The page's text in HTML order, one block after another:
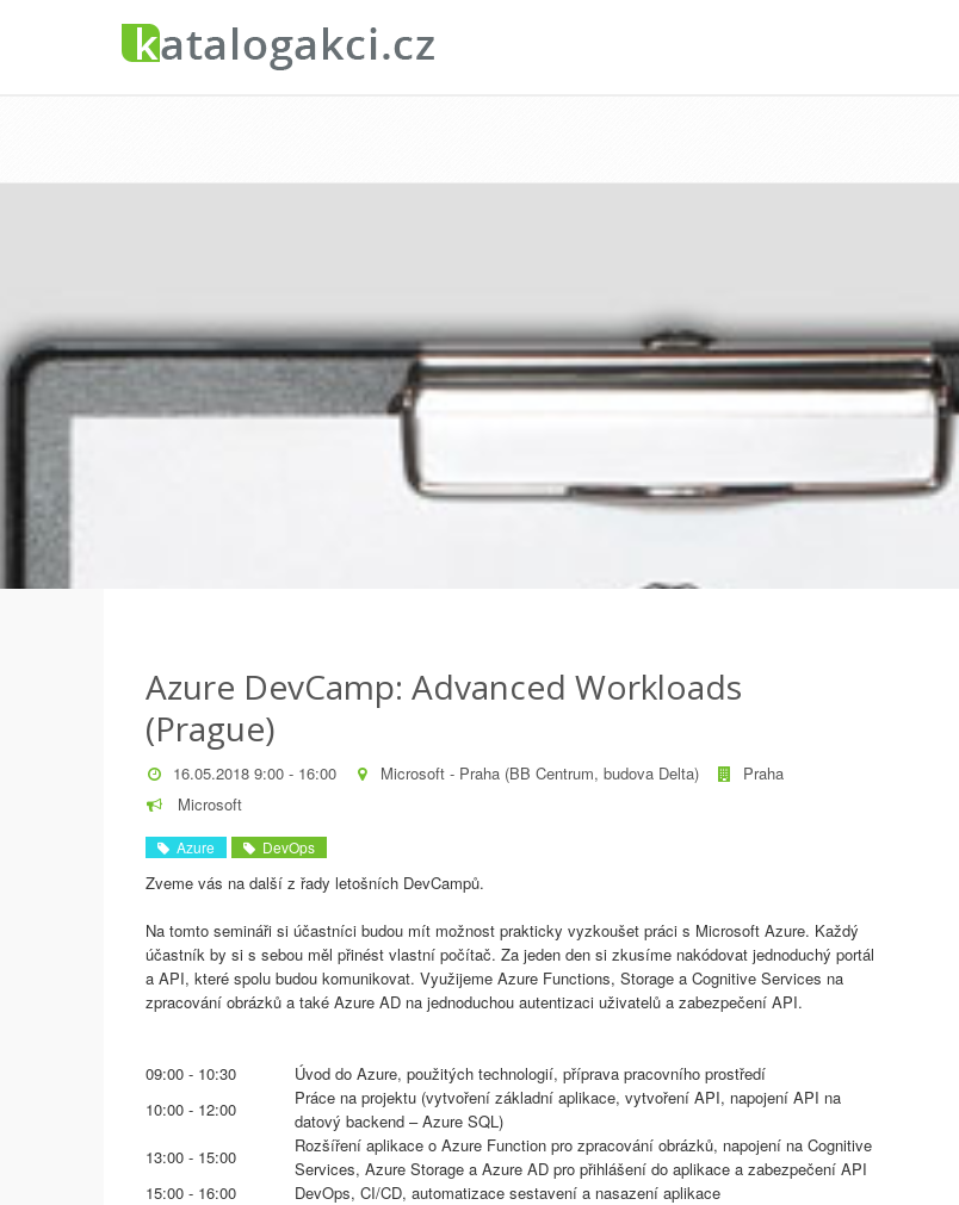
Azure DevCamp: Advanced Workloads
(Prague)
16.05.2018 9:00 - 16:00 Microsoft - Praha (BB Centrum, budova Delta)
Praha
Microsoft
Azure DevOps
Zveme vás na další z řady letošních DevCampů.
Na tomto semináři si účastníci budou mít možnost prakticky vyzkoušet práci s Microsoft Azure. Každý
účastník by si s sebou měl přinést vlastní počítač. Za jeden den si zkusíme nakódovat jednoduchý portál
a API, které spolu budou komunikovat. Využijeme Azure Functions, Storage a Cognitive Services na
zpracování obrázků a také Azure AD na jednoduchou autentizaci uživatelů a zabezpečení API.
09:00 - 10:30
Úvod do Azure, použitých technologií, příprava pracovního prostředí
10:00 - 12:00
Práce na projektu (vytvoření základní aplikace, vytvoření API, napojení API na
datový backend – Azure SQL)
13:00 - 15:00
Rozšíření aplikace o Azure Function pro zpracování obrázků, napojení na Cognitive
Services, Azure Storage a Azure AD pro přihlášení do aplikace a zabezpečení API
15:00 - 16:00
DevOps, CI/CD, automatizace sestavení a nasazení aplikace